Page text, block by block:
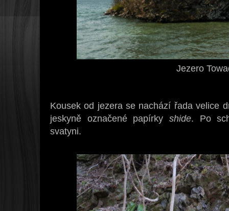
Jezero
Kousek od jezera se nachází řada velice
jeskyně označené papírky shide. Po
svatyni.